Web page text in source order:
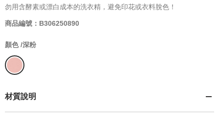
勿用含酵素或漂白成本的洗衣精，避免印花或衣料脫色！
商品編號：B306250890
顏色 /深粉
材質說明